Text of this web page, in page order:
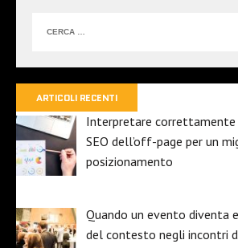
ARTICOLI RECENTI
Interpretare correttamente
SEO dell’off-page per un
posizionamento
Quando un evento diventa
del contesto negli incontri